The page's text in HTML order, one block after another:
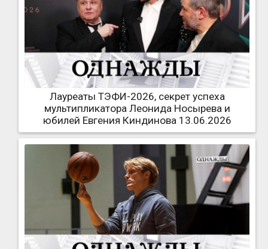
Лауреаты ТЭФИ-2026, секрет успеха
мультипликатора Леонида Носырева и
юбилей Евгения Киндинова 13.06.2026